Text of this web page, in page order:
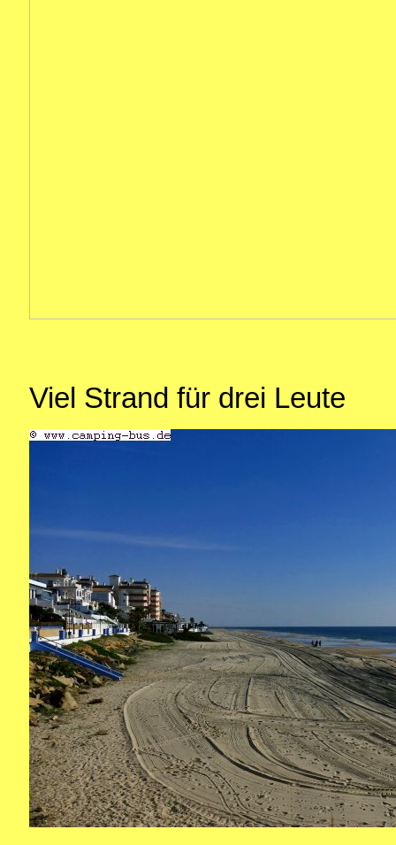
Viel Strand für drei Leute